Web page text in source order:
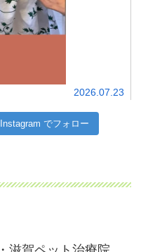
2026.07.23
Instagram でフォロー